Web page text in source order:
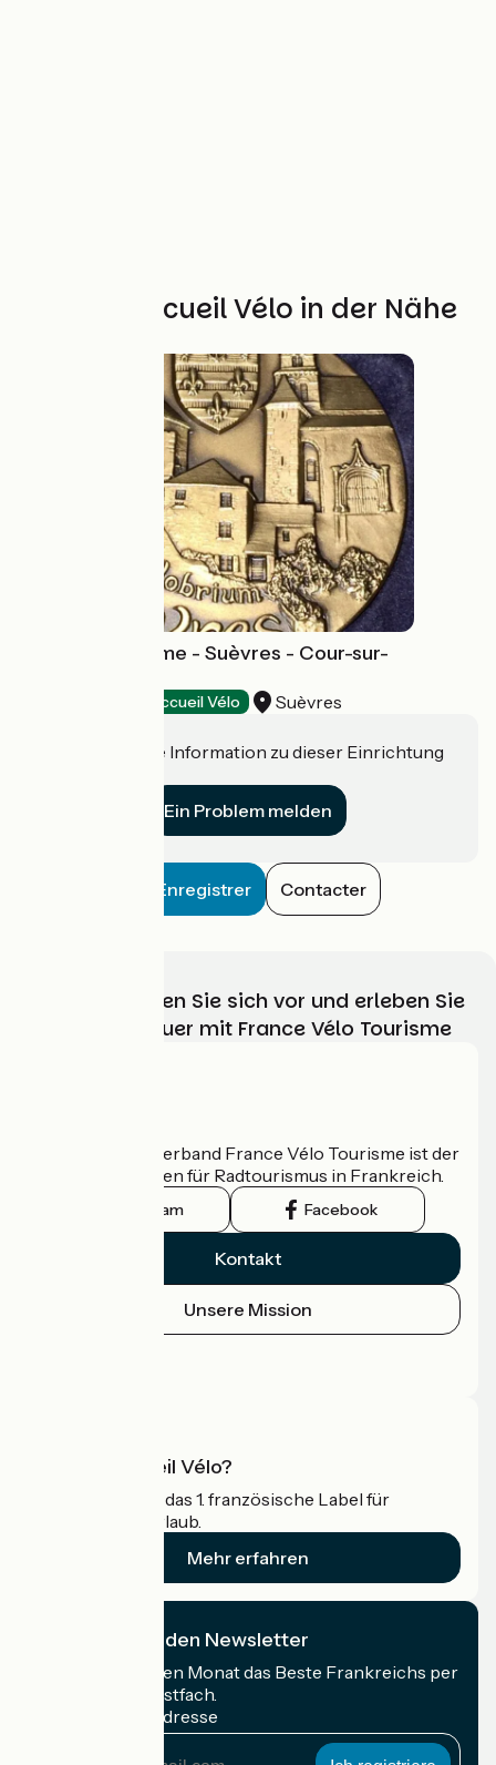
Weitere Accueil Vélo in der Nähe
Relais du tourisme - Suèvres - Cour-sur-
Accueil Vélo Suèvres
Haben Sie eine Information zu dieser Einrichtung
Ein Problem melden
Enregistrer Contacter
Wählen, bereiten Sie sich vor und erleben Sie
Ihr Radabenteuer mit France Vélo Tourisme
Der nationale Verband France Vélo Tourisme ist der
offizielle Leitfaden für Radtourismus in Frankreich.
Instagram Facebook
Kontakt
Unsere Mission
Was ist Accueil Vélo?
Accueil Vélo ist das 1. französische Label für
Radfahrer im Urlaub.
Mehr erfahren
Ich abonniere den Newsletter
Erhalten Sie jeden Monat das Beste Frankreichs per
Rad in Ihrem Postfach.
Meine E-Mail-Adresse